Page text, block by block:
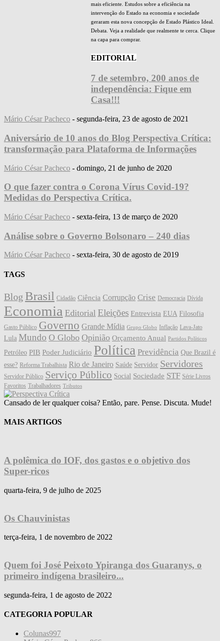
mais eficiente. Estudos sobre a eficiência na
intervenção do Estado na economia e sociedade
geraram esta nova concepção de Estado Plástico Ideal.
Debata. Veja a realidade que realmente te cerca. Clique
na capa para comprar.
EDITORIAL
7 de setembro, 200 anos de
independência: Fique em
Casa!!!
Mário César Pacheco - segunda-feira, 23 de agosto de 2021
Aniversário de 10 anos do Blog Perspectiva Crítica:
transformação para Plataforma de Informações
Mário César Pacheco - domingo, 21 de junho de 2020
O que fazer contra o Corona Vírus Covid-19?
Medidas do Perspectiva Crítica.
Mário César Pacheco - sexta-feira, 13 de março de 2020
Análise sobre o Governo Bolsonaro – 240 dias
Mário César Pacheco - sexta-feira, 30 de agosto de 2019
TAGS
Blog Brasil Cidadão Ciência Corrupção Crise Democracia Dívida
Economia Editorial Eleições Entrevista EUA Filosofia
Gasto Público Governo Grande Mídia Grupo Globo Inflação Lava-Jato
Lula Mundo O Globo Opinião Orçamento Anual Partidos Políticos
Petróleo PIB Poder Judiciário Política Previdência Que Brazil é
esse? Reforma Trabalhista Rio de Janeiro Saúde Servidor Servidores
Servidor Público Serviço Público Social Sociedade STF Série Livros
Favoritos Trabalhadores Tributos
Cansado de ler qualquer coisa? Então, pare. Pense. Discuta. Mude!
MAIS ARTIGOS
A polêmica do IOF, dos gastos e o objetivo dos
Super-ricos
quarta-feira, 9 de julho de 2025
Os Chauvinistas
terça-feira, 1 de novembro de 2022
Quem foi José Peixoto Ypiranga dos Guaranys, o
primeiro indígena brasileiro...
segunda-feira, 1 de agosto de 2022
CATEGORIA POPULAR
Colunas997